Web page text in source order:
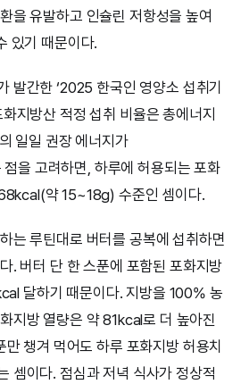
을 유발하고 인슐린 저항성을 높여
있기 때문이다.
발간한 ‘2025 한국인 영양소 섭취기
지방산 적정 섭취 비율은 총에너지
일일 권장 에너지가
을 고려하면, 하루에 허용되는 포화
약 15~18g) 수준인 셈이다.
는 루틴대로 버터를 공복에 섭취하면
. 버터 단 한 스푼에 포함된 포화지방
달하기 때문이다. 지방을 100% 농
지방 열량은 약 81kcal로 더 높아진
챙겨 먹어도 하루 포화지방 허용치
셈이다. 점심과 저녁 식사가 정상적